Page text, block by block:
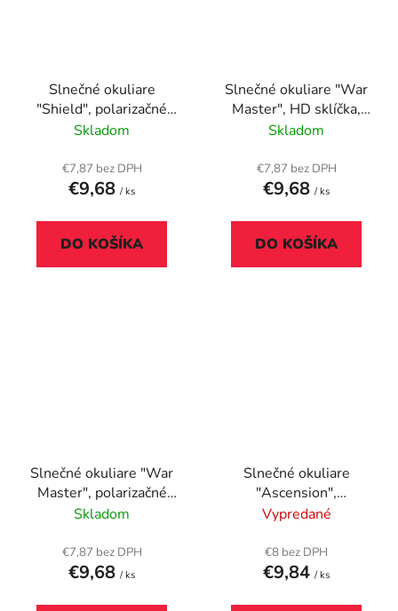
Slnečné okuliare
"Shield", polarizačné
sklíčka, AVATAR, čierna
Skladom
€7,87 bez DPH
€9,68 / ks
DO KOŠÍKA
Slnečné okuliare "War
Master", HD sklíčka,
AVATAR, čierna/šedá
Skladom
€7,87 bez DPH
€9,68 / ks
DO KOŠÍKA
Slnečné okuliare "War
Master", polarizačné
sklíčka, AVATAR,
Skladom
€7,87 bez DPH
€9,68 / ks
Slnečné okuliare
"Ascension",
polarizačné sklíčka,
Vypredané
€8 bez DPH
€9,84 / ks